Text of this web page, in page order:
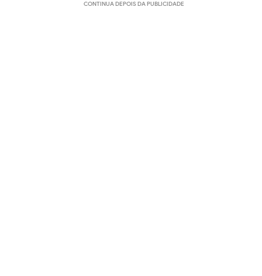
CONTINUA DEPOIS DA PUBLICIDADE